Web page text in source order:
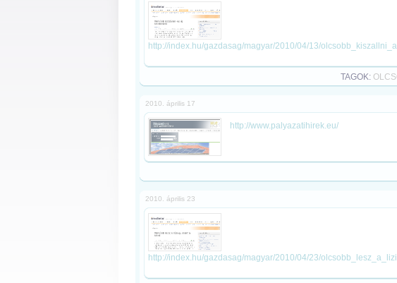
http://index.hu/gazdasag/magyar/2010/04/13/
TAGOK:
2010. április 17
http://www.palyazatihirek.eu/
2010. április 23
http://index.hu/gazdasag/magyar/2010/04/23/